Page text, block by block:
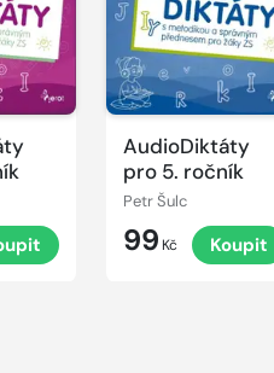
AudioDiktáty
pro 5. ročník
Petr Šulc
99 Kč Koupit